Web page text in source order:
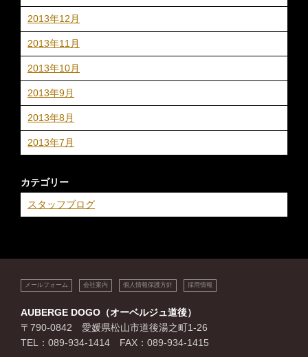
2013年12月
2013年11月
2013年10月
2013年9月
2013年8月
2013年7月
カテゴリー
スタッフブログ
メールフォーム 会社案内 個人情報保護方針 採用情報
AUBERGE DOGO（オーベルジュ道後）
〒790-0842 愛媛県松山市道後湯之町1-26
TEL：089-934-1414 FAX：089-934-1415